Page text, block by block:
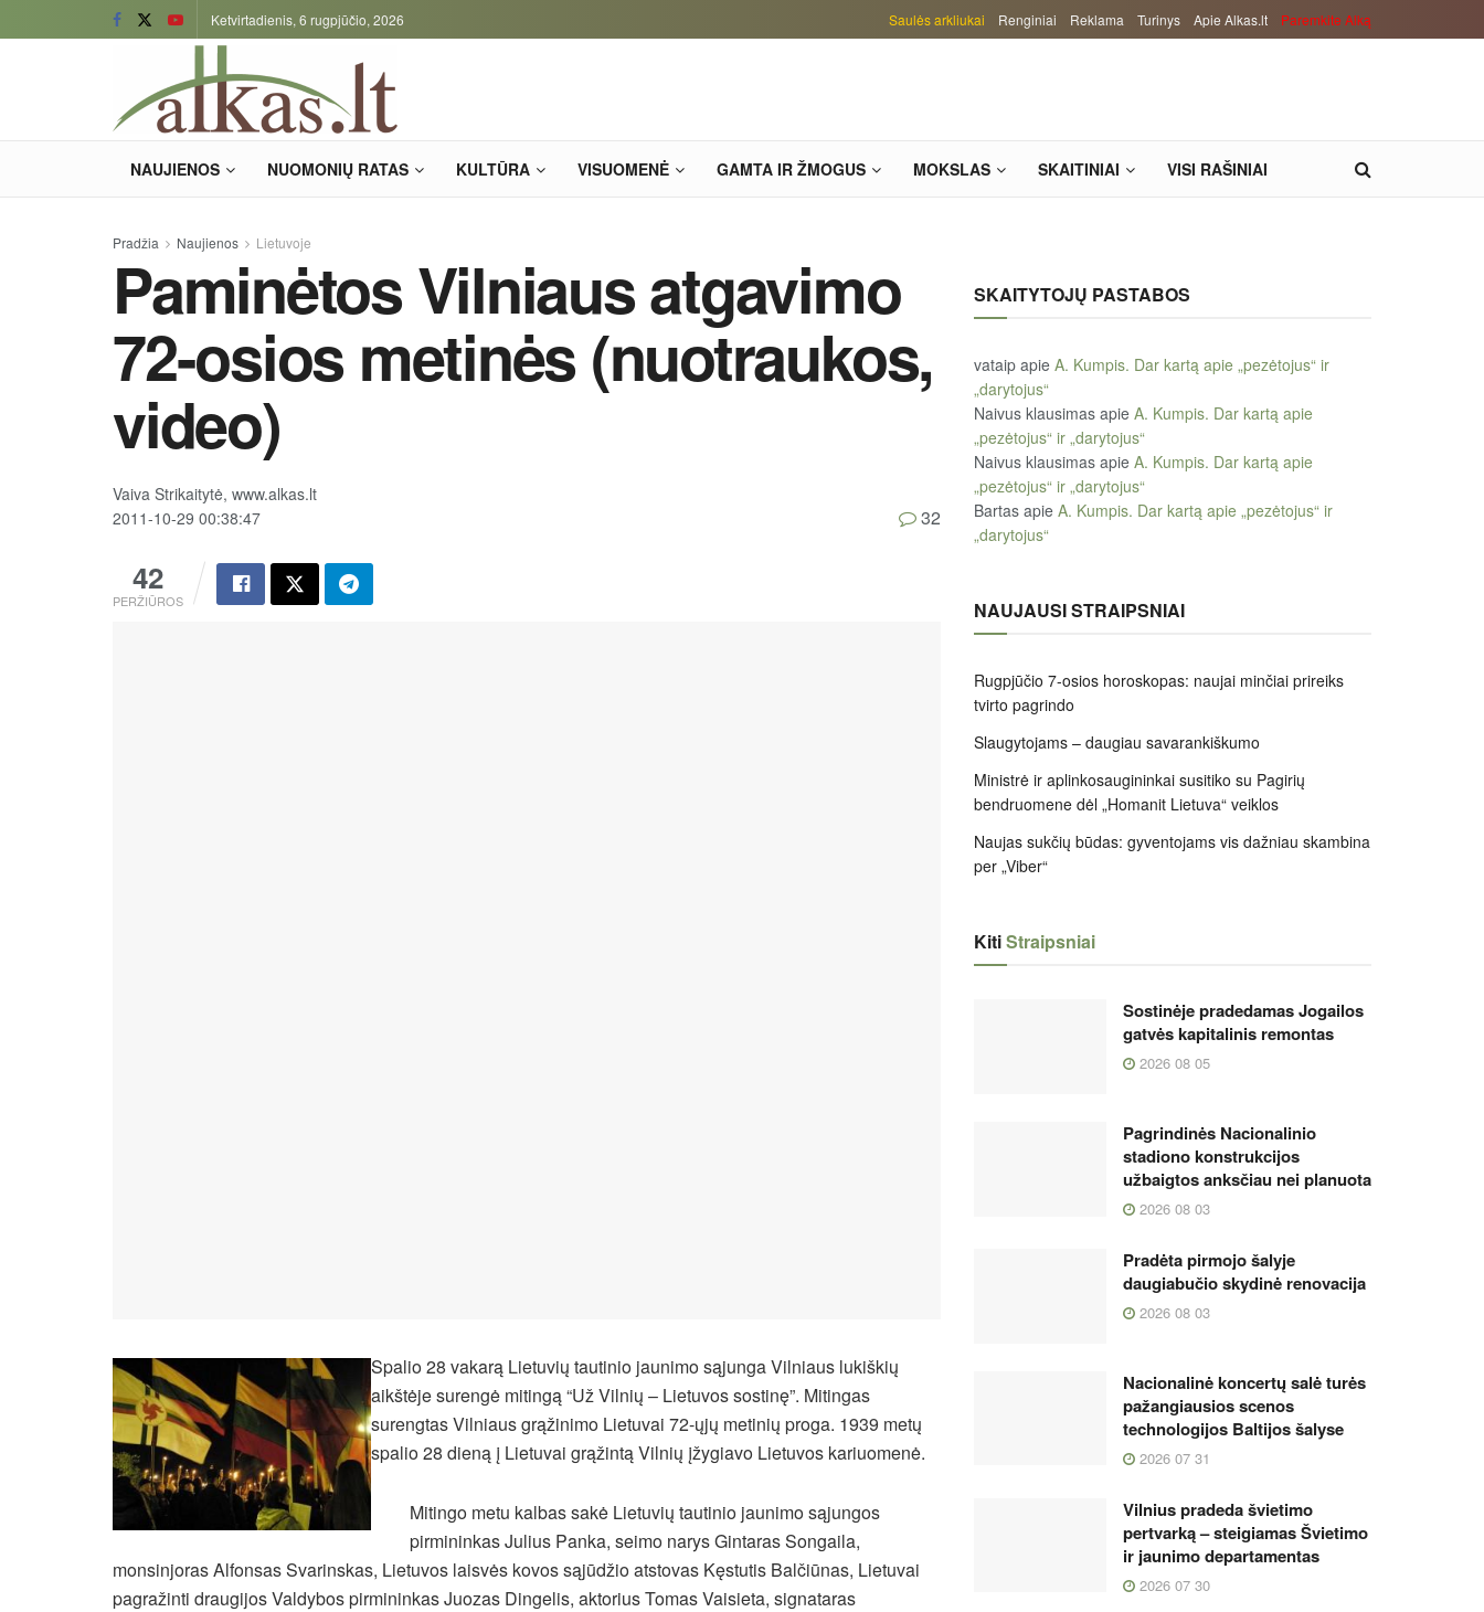
Ketvirtadienis, 6 rugpjūčio, 2026 Saulės arkliukai Renginiai Reklama Turinys Apie Alkas.lt Paremkite Alką
NAUJIENOS NUOMONIŲ RATAS KULTŪRA VISUOMENĖ GAMTA IR ŽMOGUS MOKSLAS SKAITINIAI VISI RAŠINIAI
Pradžia Naujienos Lietuvoje
Paminėtos Vilniaus atgavimo
72-osios metinės (nuotraukos,
video)
Vaiva Strikaitytė, www.alkas.lt
2011-10-29 00:38:47
42
PERŽIŪROS
32
Spalio 28 vakarą Lietuvių tautinio jaunimo sąjunga Vilniaus lukiškių
aikštėje surengė mitingą “Už Vilnių – Lietuvos sostinę”. Mitingas
surengtas Vilniaus grąžinimo Lietuvai 72-ųjų metinių proga. 1939 metų
spalio 28 dieną į Lietuvai grąžintą Vilnių įžygiavo Lietuvos kariuomenė.
Mitingo metu kalbas sakė Lietuvių tautinio jaunimo sąjungos
pirmininkas Julius Panka, seimo narys Gintaras Songaila,
monsinjoras Alfonsas Svarinskas, Lietuvos laisvės kovos sąjūdžio atstovas Kęstutis Balčiūnas, Lietuvai
pagražinti draugijos Valdybos pirmininkas Juozas Dingelis, aktorius Tomas Vaisieta, signataras
SKAITYTOJŲ PASTABOS
vataip apie A. Kumpis. Dar kartą apie „pezėtojus“ ir
„darytojus“
Naivus klausimas apie A. Kumpis. Dar kartą apie
„pezėtojus“ ir „darytojus“
Naivus klausimas apie A. Kumpis. Dar kartą apie
„pezėtojus“ ir „darytojus“
Bartas apie A. Kumpis. Dar kartą apie „pezėtojus“ ir
„darytojus“
NAUJAUSI STRAIPSNIAI
Rugpjūčio 7-osios horoskopas: naujai minčiai prireiks
tvirto pagrindo
Slaugytojams – daugiau savarankiškumo
Ministrė ir aplinkosaugininkai susitiko su Pagirių
bendruomene dėl „Homanit Lietuva“ veiklos
Naujas sukčių būdas: gyventojams vis dažniau skambina
per „Viber“
KitiStraipsniai
Sostinėje pradedamas Jogailos
gatvės kapitalinis remontas
2026 08 05
Pagrindinės Nacionalinio
stadiono konstrukcijos
užbaigtos anksčiau nei planuota
2026 08 03
Pradėta pirmojo šalyje
daugiabučio skydinė renovacija
2026 08 03
Nacionalinė koncertų salė turės
pažangiausios scenos
technologijos Baltijos šalyse
2026 07 31
Vilnius pradeda švietimo
pertvarką – steigiamas Švietimo
ir jaunimo departamentas
2026 07 30